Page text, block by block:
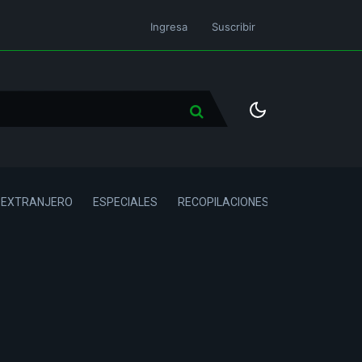
Ingresa Suscribir
ESPECIALES RECOPILACIONES